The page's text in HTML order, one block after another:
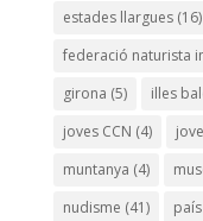
estades llargues(16)
federació naturista
girona (5) illes
joves CCN (4)
muntanya (4)
nudisme (41)